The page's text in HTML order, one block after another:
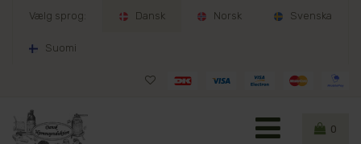
Vælg sprog: Dansk Norsk Svenska
Suomi
0